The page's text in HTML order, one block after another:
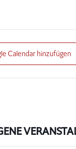
Calendar hinzufügen